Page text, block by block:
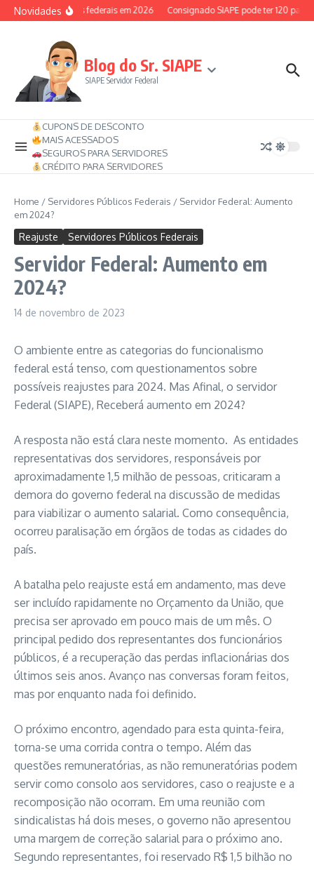
Ir para o conteúdo
Novidades
dos servidores federais em 2026 Consignado SIAPE pode ter 120
Blog do Sr. SIAPE
SIAPE Servidor Federal
CUPONS DE DESCONTO
MAIS ACESSADOS
SEGUROS PARA SERVIDORES
CRÉDITO PARA SERVIDORES
Home / Servidores Públicos Federais / Servidor Federal: Aumento
em 2024?
Reajuste Servidores Públicos Federais
Servidor Federal: Aumento em
2024?
14 de novembro de 2023
O ambiente entre as categorias do funcionalismo
federal está tenso, com questionamentos sobre
possíveis reajustes para 2024. Mas Afinal, o servidor
Federal (SIAPE), Receberá aumento em 2024?
A resposta não está clara neste momento. As entidades
representativas dos servidores, responsáveis por
aproximadamente 1,5 milhão de pessoas, criticaram a
demora do governo federal na discussão de medidas
para viabilizar o aumento salarial. Como consequência,
ocorreu paralisação em órgãos de todas as cidades do
país.
A batalha pelo reajuste está em andamento, mas deve
ser incluído rapidamente no Orçamento da União, que
precisa ser aprovado em pouco mais de um mês. O
principal pedido dos representantes dos funcionários
públicos, é a recuperação das perdas inflacionárias dos
últimos seis anos. Avanço nas conversas foram feitos,
mas por enquanto nada foi definido.
O próximo encontro, agendado para esta quinta-feira,
torna-se uma corrida contra o tempo. Além das
questões remuneratórias, as não remuneratórias podem
servir como consolo aos servidores, caso o reajuste e a
recomposição não ocorram. Em uma reunião com
sindicalistas há dois meses, o governo não apresentou
uma margem de correção salarial para o próximo ano.
Segundo representantes, foi reservado R$ 1,5 bilhão no